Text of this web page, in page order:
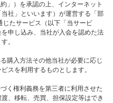
」）を承認の上、インターネット
社」といいます）が運営する「部
たサービス（以下「当サービ
申し込み、当社が入会を認めた法
。
購入方法その他当社が必要に応じ
スを利用するものとします。
く権利義務を第三者に利用させた
、移転、売買、担保設定等はでき